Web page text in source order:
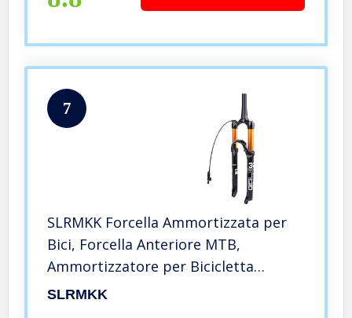
7
SLRMKK Forcella Ammortizzata per
Bici, Forcella Anteriore MTB,
Ammortizzatore per Bicicletta
26/27,5/29 Pollici Tubo Conico
SLRMKK